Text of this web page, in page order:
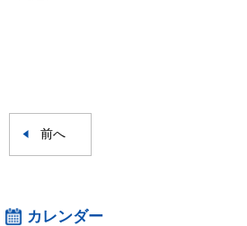
前へ
カレンダー